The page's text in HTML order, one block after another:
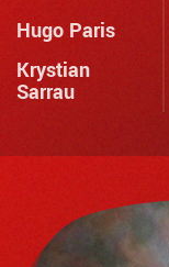
Hugo Paris
Krystian
Sarrau